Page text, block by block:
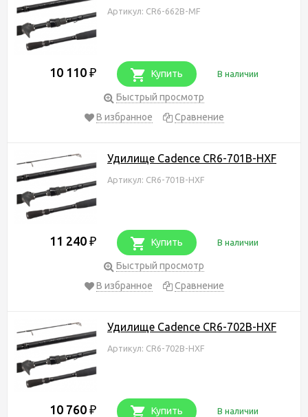
Артикул: CR6-662B-MF
10 110 ₽ Купить В наличии
Быстрый просмотр
В избранное
Сравнение
Удилище Cadence CR6-701B-HXF
Артикул: CR6-701B-HXF
11 240 ₽ Купить В наличии
Быстрый просмотр
В избранное
Сравнение
Удилище Cadence CR6-702B-HXF
Артикул: CR6-702B-HXF
10 760 ₽ Купить В наличии